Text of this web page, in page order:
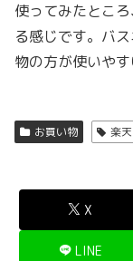
使ってみたとこ
る感じです。バ
物の方が使いやす
お買い物 楽天
X
LINE